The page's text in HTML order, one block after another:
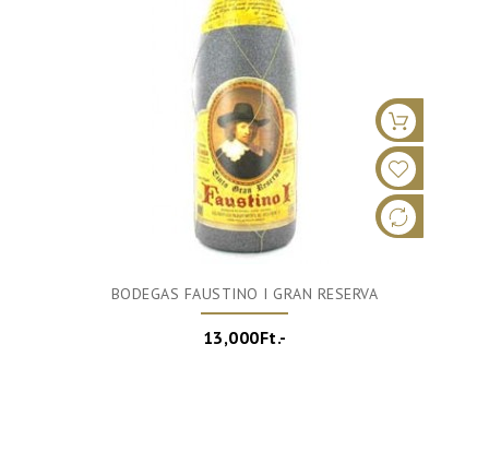
BODEGAS FAUSTINO I GRAN RESERVA
13,000Ft.-